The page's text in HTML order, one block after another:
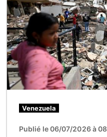
Venezuela
Publié le 06/07/2026 à